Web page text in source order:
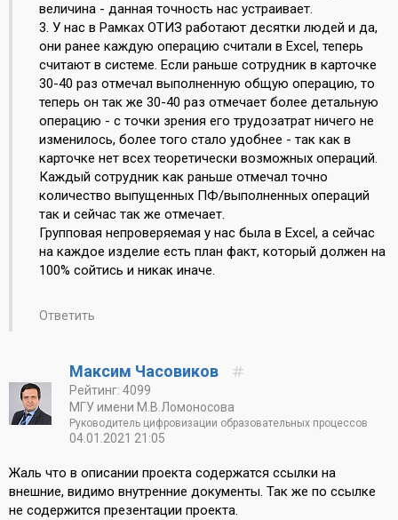
величина - данная точность нас устраивает.
3. У нас в Рамках ОТИЗ работают десятки людей и да,
они ранее каждую операцию считали в Excel, теперь
считают в системе. Если раньше сотрудник в карточке
30-40 раз отмечал выполненную общую операцию, то
теперь он так же 30-40 раз отмечает более детальную
операцию - с точки зрения его трудозатрат ничего не
изменилось, более того стало удобнее - так как в
карточке нет всех теоретически возможных операций.
Каждый сотрудник как раньше отмечал точно
количество выпущенных ПФ/выполненных операций
так и сейчас так же отмечает.
Групповая непроверяемая у нас была в Excel, а сейчас
на каждое изделие есть план факт, который должен на
100% сойтись и никак иначе.
Ответить
Максим Часовиков
Рейтинг: 4099
МГУ имени М.В.Ломоносова
Руководитель цифровизации образовательных процессов
04.01.2021 21:05
Жаль что в описании проекта содержатся ссылки на
внешние, видимо внутренние документы. Так же по ссылке
не содержится презентации проекта.